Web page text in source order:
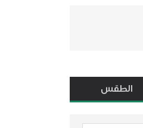
الطقس